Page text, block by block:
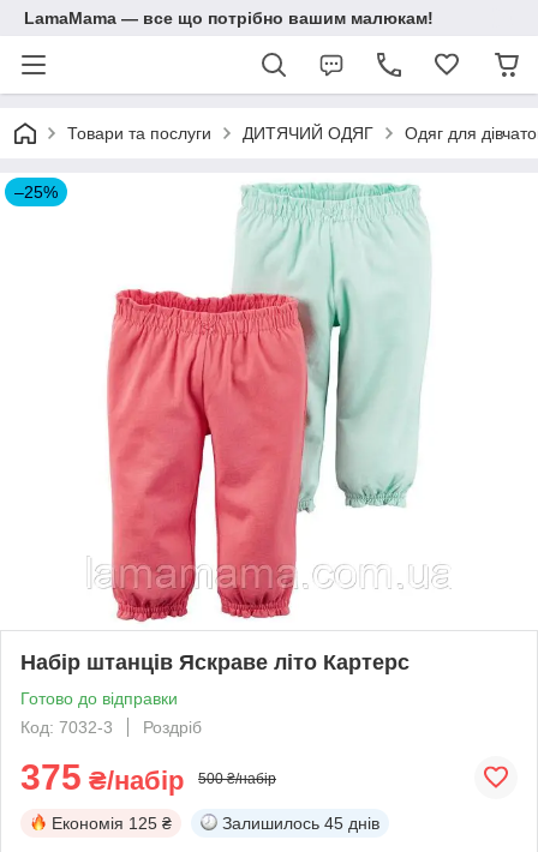
LamaMama — все що потрібно вашим малюкам!
Товари та послуги ДИТЯЧИЙ ОДЯГ Одяг для
–25%
Набір штанців Яскраве літо Картерс
Готово до відправки
Код: 7032-3
Роздріб
375 ₴/набір 500 ₴/набір
Економія 125 ₴ Залишилось 45 днів